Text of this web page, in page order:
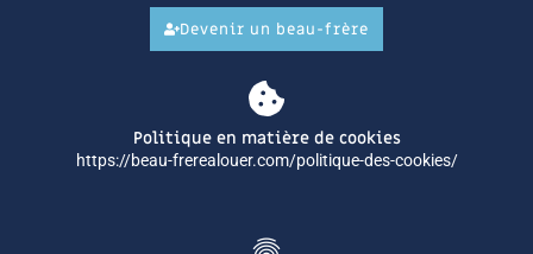
Devenir un beau-frère
Politique en matière de cookies
https://beau-frerealouer.com/politique-des-cookies/